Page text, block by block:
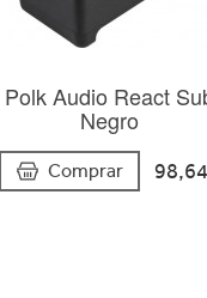
Polk Audio React
Negro
Comprar